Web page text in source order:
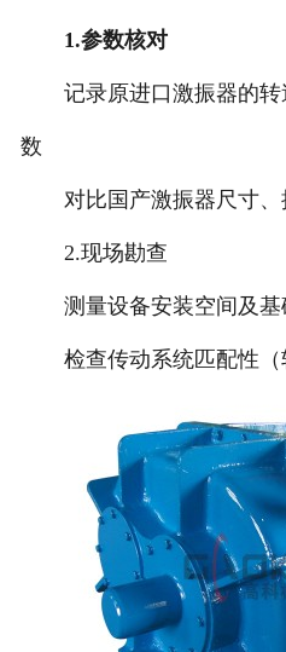
1.参数核对
记录原进口激振器的转
数
对比国产激振器尺寸、
2.现场勘查
测量设备安装空间及基
检查传动系统匹配性（